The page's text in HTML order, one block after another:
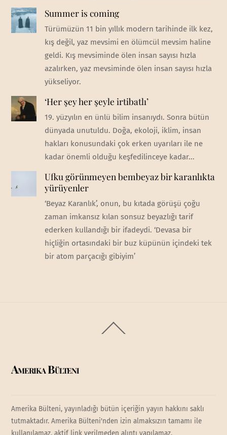
Summer is coming
Türümüzün 11 bin yıllık modern tarihinde ilk kez,
kış değil, yaz mevsimi en ölümcül mevsim haline
geldi. Kış mevsiminde ölen insan sayısı hızla
azalırken, yaz mevsiminde ölen insan sayısı hızla
yükseliyor.
‘Her şey her şeyle irtibatlı’
19. yüzyılın en ünlü bilim insanıydı. Sonra bütün
dünyada unutuldu. Doğa, ekoloji, iklim, insan
hakları konusundaki çok erken uyarıları ile ne
kadar önemli olduğu keşfedilinceye kadar...
Ufku görünmeyen bembeyaz bir karanlıkta
yürüyenler
‘Beyaz Karanlık’, onun, bu kıtada görüşü çoğu
zaman imkansız kılan sonsuz beyazlığı tarif
ederken kullandığı bir ifadeydi. ‘Devasa bir
hiçliğin ortasındaki bir buz küpünün içindeki tek
bir atom parçacığı gibiyim’
To
Amerika Bülteni
Amerika Bülteni, yayınladığı bütün içeriğin yayın hakkını saklı
tutmaktadır. Amerika Bülteni'nden izin almaksızın tamamı ile